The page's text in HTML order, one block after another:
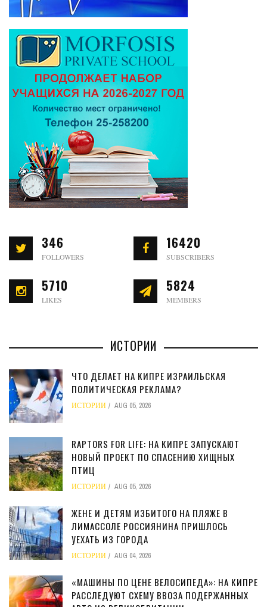
346
FOLLOWERS
16420
SUBSCRIBERS
5710
LIKES
5824
MEMBERS
ИСТОРИИ
ЧТО ДЕЛАЕТ НА КИПРЕ ИЗРАИЛЬСКАЯ
ПОЛИТИЧЕСКАЯ РЕКЛАМА?
ИСТОРИИ AUG 05, 2026
RAPTORS FOR LIFE: НА КИПРЕ ЗАПУСКАЮТ
НОВЫЙ ПРОЕКТ ПО СПАСЕНИЮ ХИЩНЫХ
ПТИЦ
ИСТОРИИ AUG 05, 2026
ЖЕНЕ И ДЕТЯМ ИЗБИТОГО НА ПЛЯЖЕ В
ЛИМАССОЛЕ РОССИЯНИНА ПРИШЛОСЬ
УЕХАТЬ ИЗ ГОРОДА
ИСТОРИИ AUG 04, 2026
«МАШИНЫ ПО ЦЕНЕ ВЕЛОСИПЕДА»: НА КИПРЕ
РАССЛЕДУЮТ СХЕМУ ВВОЗА ПОДЕРЖАННЫХ